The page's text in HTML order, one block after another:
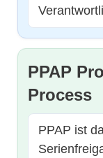
PPAP
Process
PPAP ist